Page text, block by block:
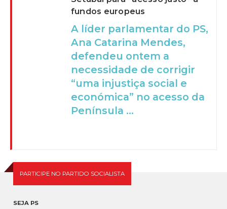
fundos europeus
A líder parlamentar do PS,
Ana Catarina Mendes,
defendeu ontem a
necessidade de corrigir
“uma injustiça social e
económica” no acesso da
Península ...
PARTICIPE NO PARTIDO SOCIALISTA
SEJA PS